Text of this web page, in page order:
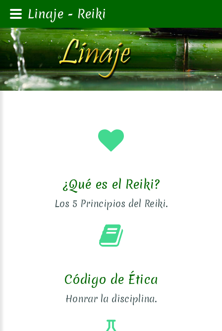
¿Qué es el Reiki?
Los 5 Principios del Reiki.
Código de Ética
Honrar la disciplina.
Linaje - Reiki